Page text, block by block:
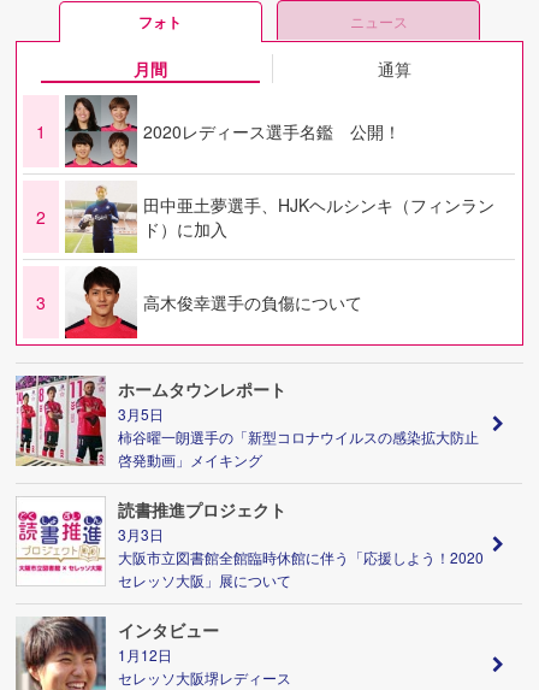
フォト ニュース
月間 通算
1 2020レディース選手名鑑 公開！
2
田中亜土夢選手、HJKヘルシンキ（フィンラン
ド）に加入
3 高木俊幸選手の負傷について
ホームタウンレポート
3月5日
柿谷曜一朗選手の「新型コロナウイルスの感染拡大防止
啓発動画」メイキング
読書推進プロジェクト
3月3日
大阪市立図書館全館臨時休館に伴う「応援しよう！2020
セレッソ大阪」展について
インタビュー
1月12日
セレッソ大阪堺レディース